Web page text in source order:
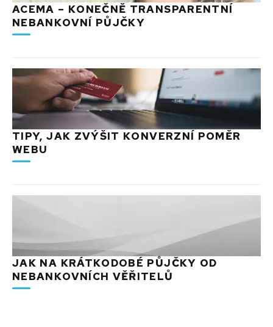
ACEMA – KONEČNĚ TRANSPARENTNÍ
NEBANKOVNÍ PŮJČKY
TIPY, JAK ZVÝŠIT KONVERZNÍ POMĚR
WEBU
JAK NA KRÁTKODOBÉ PŮJČKY OD
NEBANKOVNÍCH VĚŘITELŮ